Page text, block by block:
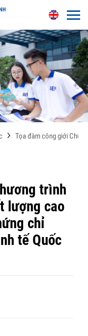
Tọa đàm công giới
trình
lượng cao
chỉ
tế Quốc